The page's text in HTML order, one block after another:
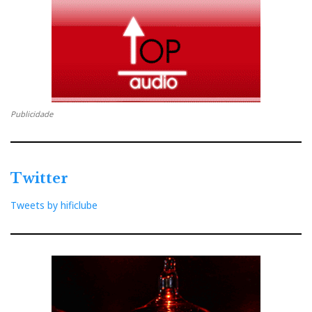
glorioso, oMeridian Explorerpermite-nos navegar
hoje por mares nunca dantes navegados de potência
sonora, com mar calmo a 44, 1kHz ou ondas até
192kHz.
Para isso só precisa de mudar a vela, não tem
necessariamente de mudar de caravela...
Publicidade
Twitter
Tweets by hificlube